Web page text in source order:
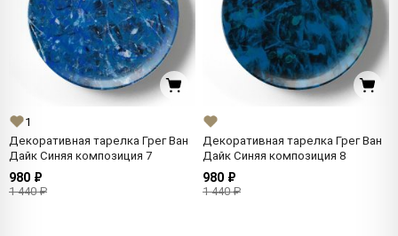
1
Декоративная тарелка Грег Ван
Дайк Синяя композиция 7
980 ₽
1 440 ₽
Декоративная тарелка Грег Ван
Дайк Синяя композиция 8
980 ₽
1 440 ₽